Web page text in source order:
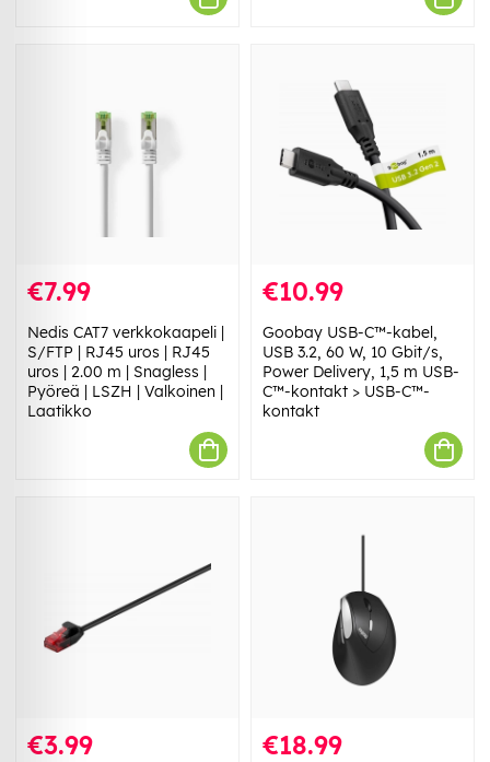
€7.99
Nedis CAT7 verkkokaapeli |
S/FTP | RJ45 uros | RJ45
uros | 2.00 m | Snagless |
Pyöreä | LSZH | Valkoinen |
Laatikko
€10.99
Goobay USB-C™-kabel,
USB 3.2, 60 W, 10 Gbit/s,
Power Delivery, 1,5 m USB-
C™-kontakt > USB-C™-
kontakt
€3.99 €18.99